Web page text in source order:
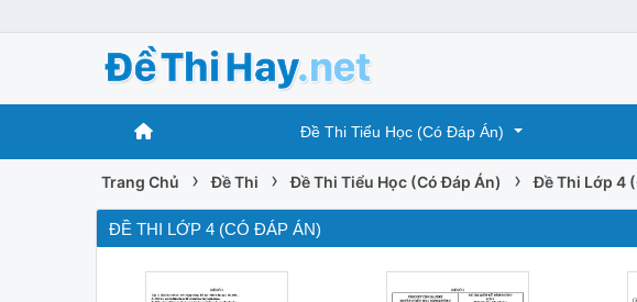
Đề Thi Tiểu Học (Có Đáp Án)
Trang Chủ › Đề Thi › Đề Thi Tiểu Học (Có Đáp Án) › Đề Thi Lớp 4
ĐỀ THI LỚP 4 (CÓ ĐÁP ÁN)